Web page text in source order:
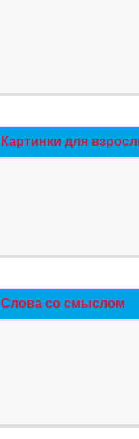
Картинки для
Слова со смыслом